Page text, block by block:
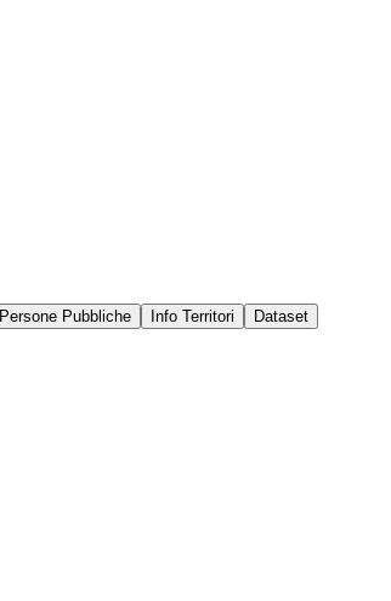
Persone Pubbliche Info Territori Dataset